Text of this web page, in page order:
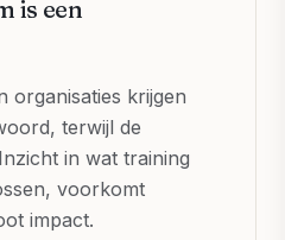
is een
organisaties krijgen
terwijl de
in wat training
voorkomt
impact.